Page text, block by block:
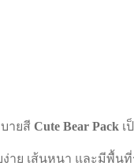
ายสี Cute Bear Pack เ
ง่าย เส้นหนา และมีพื้